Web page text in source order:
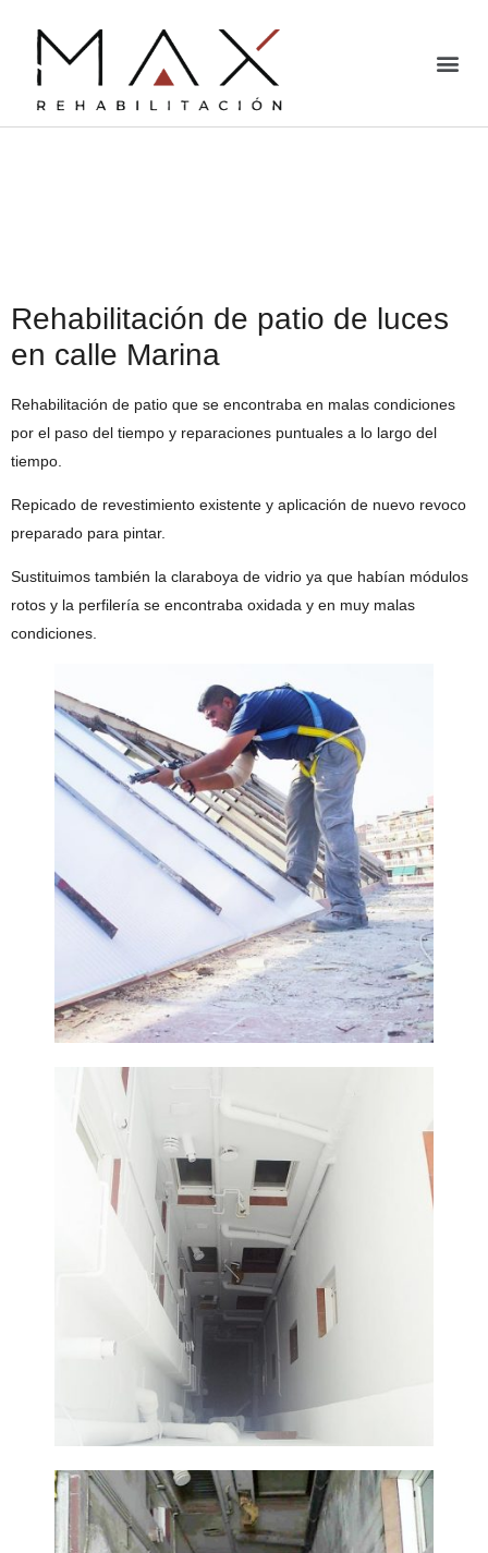
Rehabilitación de patio de luces
en calle Marina
Rehabilitación de patio que se encontraba en malas condiciones
por el paso del tiempo y reparaciones puntuales a lo largo del
tiempo.
Repicado de revestimiento existente y aplicación de nuevo revoco
preparado para pintar.
Sustituimos también la claraboya de vidrio ya que habían módulos
rotos y la perfilería se encontraba oxidada y en muy malas
condiciones.